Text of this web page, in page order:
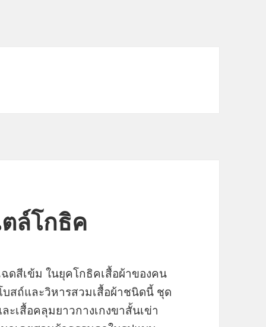
ล์โกธิค
ดสีเข้ม ในยุคโกธิคเสื้อผ้าของคน
สถ์และวิหารสวมเสื้อผ้าชนิดนี้ ชุด
เสื้อคลุมยาวกางเกงขาสั้นเข่า